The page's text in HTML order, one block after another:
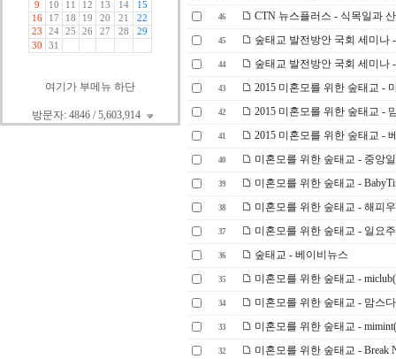
여기가 부메뉴 하단
방문자: 4846 / 5,603,914
46 CTN 뉴스플러스 - 식목일과
45 숲태교 발전방안 국회 세미나
44 숲태교 발전방안 국회 세미나
43 2015 미혼모를 위한 숲태교 -
42 2015 미혼모를 위한 숲태교 -
41 2015 미혼모를 위한 숲태교 -
40 미혼모를 위한 숲태교 - 중앙
39 미혼모를 위한 숲태교 -
38 미혼모를 위한 숲태교 - 해피
37 미혼모를 위한 숲태교 - 일요
36 숲태교 - 베이비뉴스
35 미혼모를 위한 숲태교 -
34 미혼모를 위한 숲태교 - 맘스
33 미혼모를 위한 숲태교 -
32 미혼모를 위한 숲태교 - Break